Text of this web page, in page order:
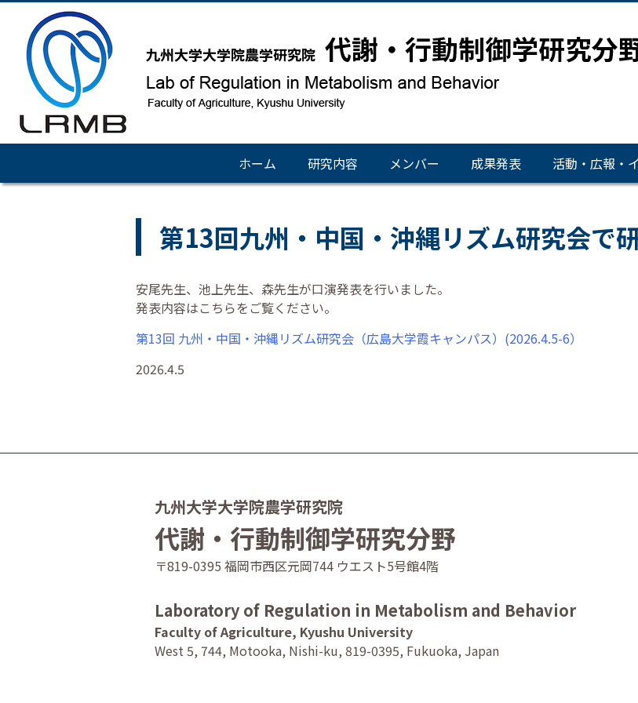
ホーム 研究内容 メンバー 成果発表 活動・広報・
第13回九州・中国・沖縄リズム研究会で
安尾先生、池上先生、森先生が口演発表を行いました。
発表内容はこちらをご覧ください。
第13回 九州・中国・沖縄リズム研究会（広島大学霞キャンパス）(2026.4.5-6）
2026.4.5
九州大学大学院農学研究院
代謝・行動制御学研究分野
〒819-0395 福岡市西区元岡744 ウエスト5号館4階
Laboratory of Regulation in Metabolism and Behavior
Faculty of Agriculture, Kyushu University
West 5, 744, Motooka, Nishi-ku, 819-0395, Fukuoka, Japan